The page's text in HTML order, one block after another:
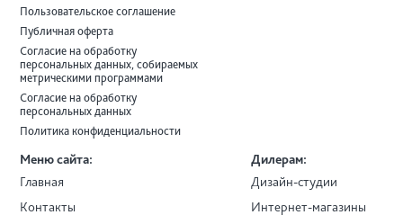
Пользовательское соглашение
Публичная оферта
Согласие на обработку
персональных данных, собираемых
метрическими программами
Согласие на обработку
персональных данных
Политика конфиденциальности
Меню сайта:
Главная
Контакты
Дилерам:
Дизайн-студии
Интернет-магазины